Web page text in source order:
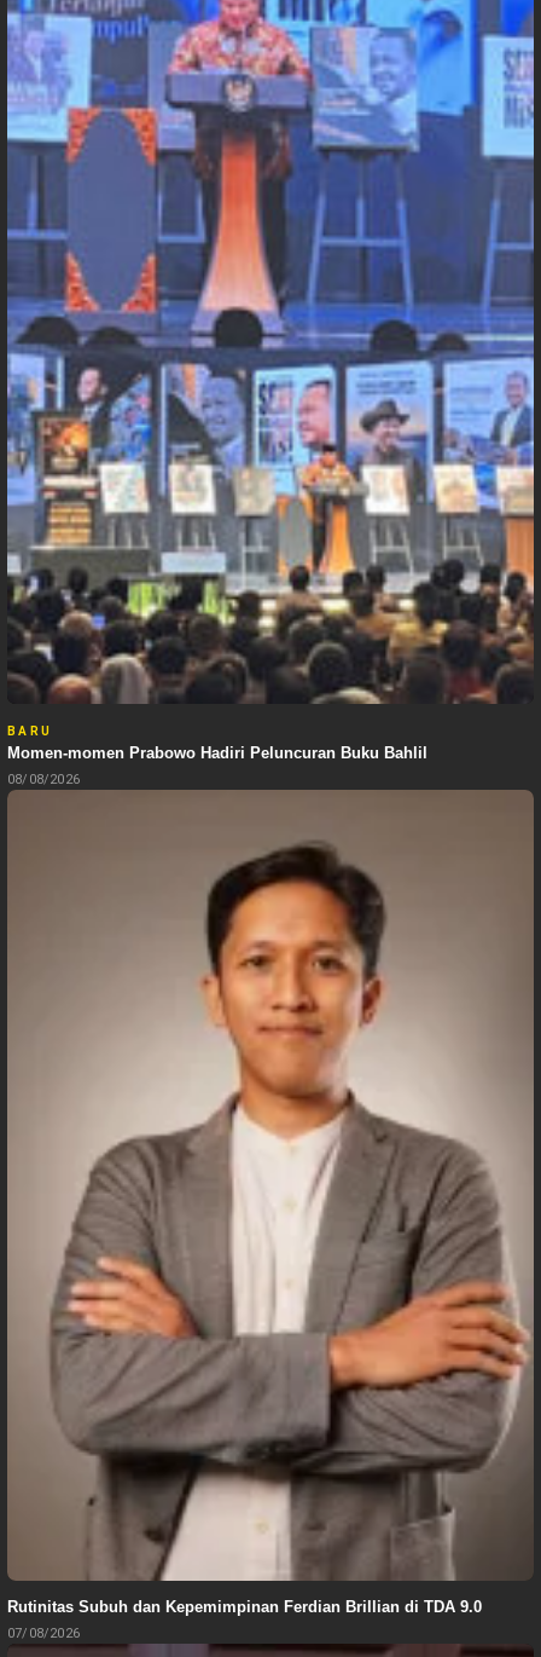
BARU
Momen-momen Prabowo Hadiri Peluncuran Buku Bahlil
08/08/2026
Rutinitas Subuh dan Kepemimpinan Ferdian Brillian di TDA 9.0
07/08/2026